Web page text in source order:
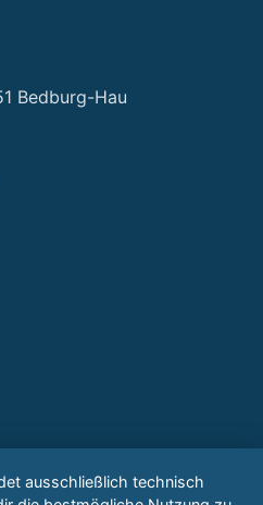
Bedburg-Hau
ausschließlich technisch